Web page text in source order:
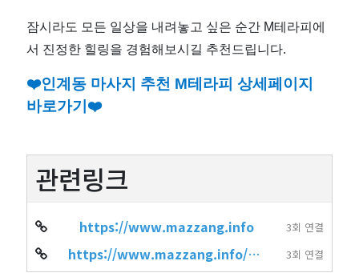
잠시라도 모든 일상을 내려놓고 싶은 순간 M테라피에
서 진정한 힐링을 경험해보시길 추천드립니다.
❤️인계동 마사지 추천 M테라피 상세페이지
바로가기❤️
관련링크
https://www.mazzang.info 3회 연결
https://www.mazzang.info/hot_place.php?sido=%EA%B2%BD%EA%B8%B0&gugun=%… 3회 연결